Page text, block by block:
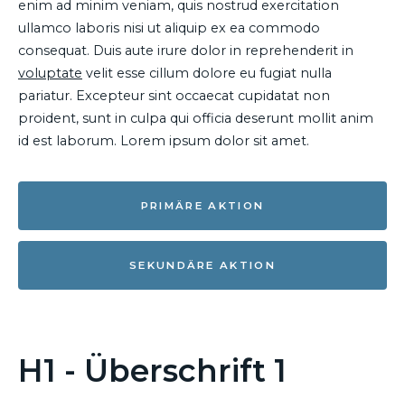
enim ad minim veniam, quis nostrud exercitation
ullamco laboris nisi ut aliquip ex ea commodo
consequat. Duis aute irure dolor in reprehenderit in
voluptate velit esse cillum dolore eu fugiat nulla
pariatur. Excepteur sint occaecat cupidatat non
proident, sunt in culpa qui officia deserunt mollit anim
id est laborum. Lorem ipsum dolor sit amet.
PRIMÄRE AKTION
SEKUNDÄRE AKTION
H1 - Überschrift 1